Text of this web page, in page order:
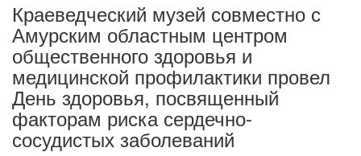
Краеведческий музей совместно с
Амурским областным центром
общественного здоровья и
медицинской профилактики провел
День здоровья, посвященный
факторам риска сердечно-
сосудистых заболеваний